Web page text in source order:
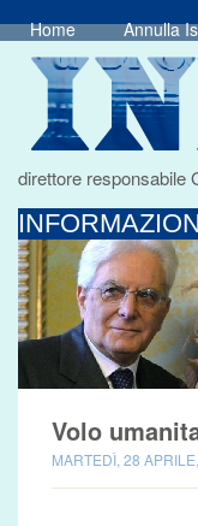
Home Annulla
direttore responsabile
Volo
MARTEDÌ, 28